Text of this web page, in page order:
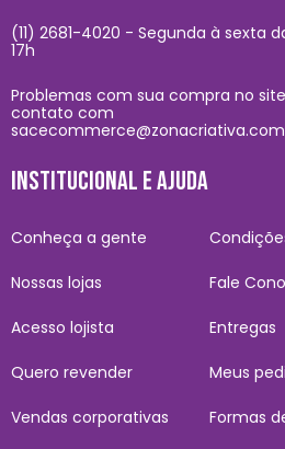
(11) 2681-4020 - Segunda à sexta
17h
Problemas com sua compra no
contato com
INSTITUCIONAL E AJUDA
Conheça a gente
Nossas lojas
Acesso lojista
Quero revender
Vendas corporativas
Fale
Entregas
Meus
Formas